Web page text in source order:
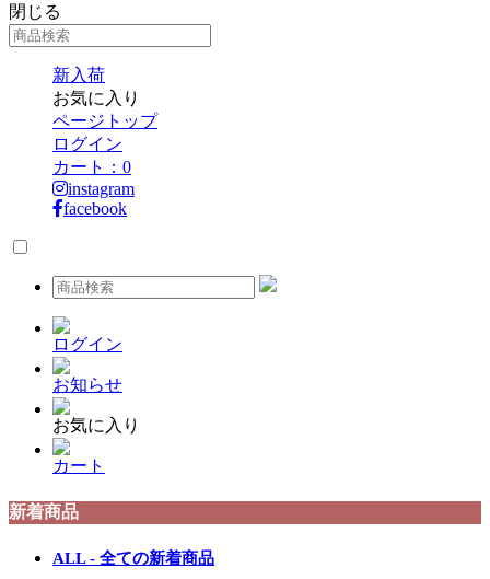
閉じる
新入荷
お気に入り
ページトップ
ログイン
カート： 0
instagram
facebook
ログイン
お知らせ
お気に入り
カート
新着商品
ALL - 全ての新着商品